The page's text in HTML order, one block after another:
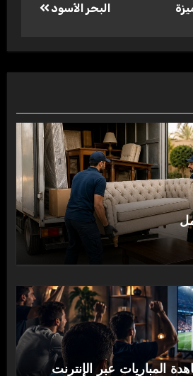
البحر الأسود
المباريات عبر الإنترنت